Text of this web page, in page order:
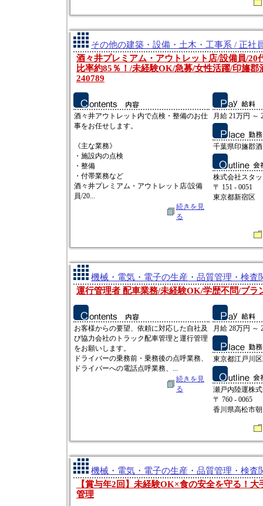
その他の建築・設備・土木・工事系 / 正社
酒々井プレミアム・アウトレット店/設備員/20
比率約85％！/未経験OK/急募/女性活躍/印旛郡
240789
酒々井アウトレット内で点検・整備のお仕
事をお任せします。
《主な業務》
・施設内の点検
・整備
・付帯業務など
酒々井プレミアム・アウトレット店/設備
員/20...
続きを見
る
月給 21万円 ～
千葉県印旛郡
株式会社スタ
〒 151 - 0051
東京都新宿区
機械・電気・電子の生産・品質管理・検査
運行管理者 配車業務/未経験OK/学歴不問/ブラ
お客様からの要望、依頼に対応した自社及
び協力会社のトラック配車管理と運行管理
をお願いします。
ドライバーの乗務前・乗務後の点呼業務、
ドライバーへの電話点呼業務、...
続きを見
る
月給 28万円 ～
東京都江戸川
瀬戸内陸運株
〒 760 - 0065
香川県高松市
機械・電気・電子の生産・品質管理・検査
【賞与年2回】未経験OK×食の安全を守る！大
管理